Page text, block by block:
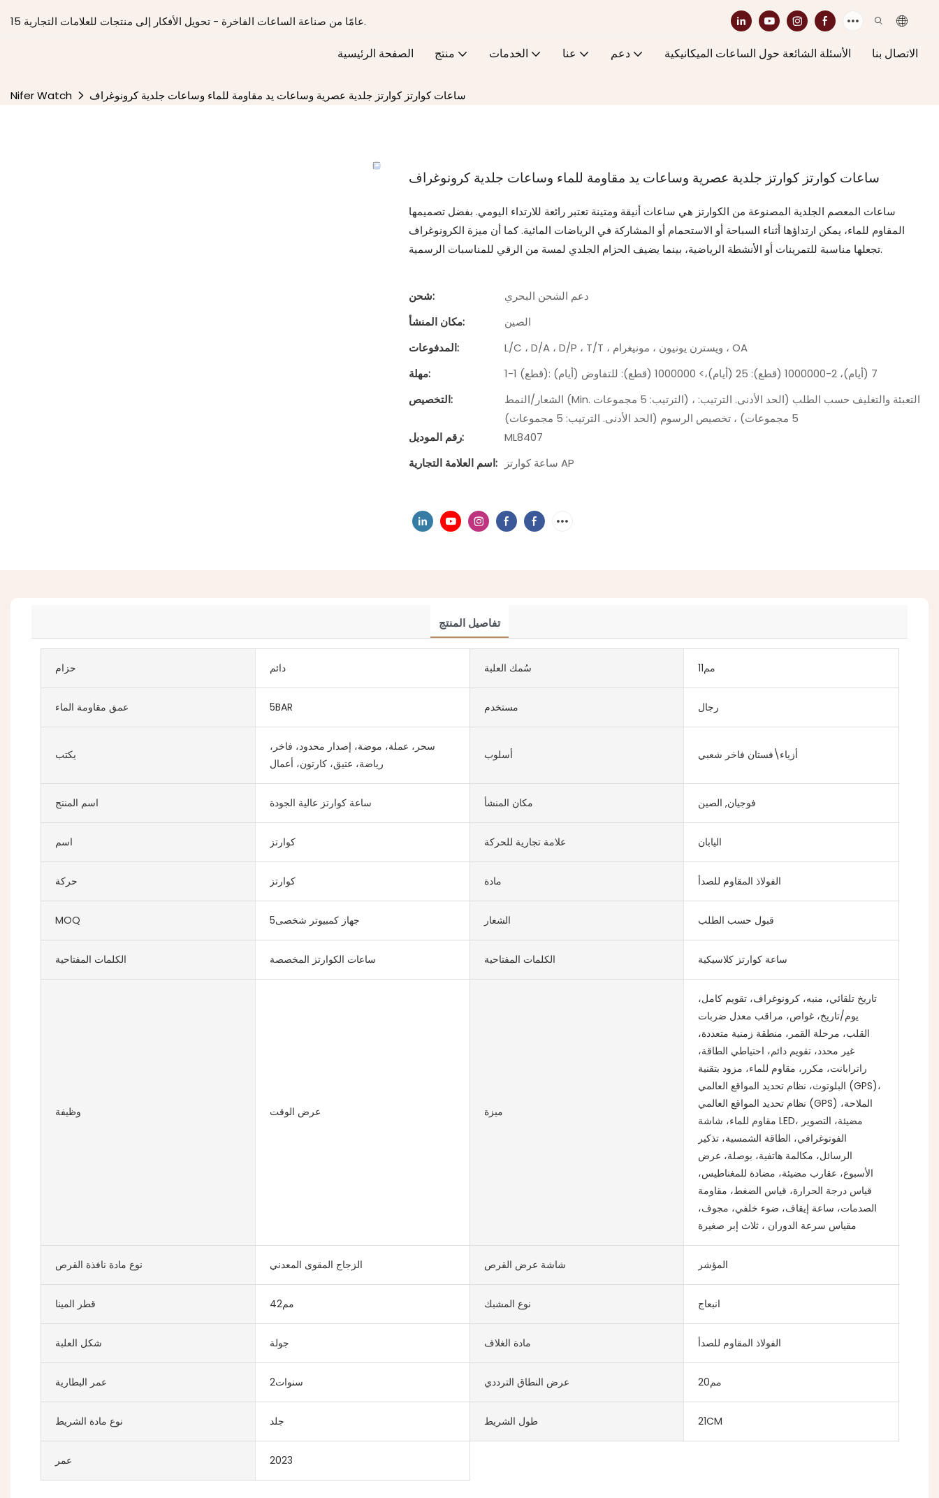
15 عامًا من صناعة الساعات الفاخرة - تحويل الأفكار إلى منتجات للعلامات التجارية.
الصفحة الرئيسية منتج الخدمات عنا دعم الأسئلة الشائعة حول الساعات الميكانيكية الاتصال بنا
Nifer Watch ساعات كوارتز كوارتز جلدية عصرية وساعات يد مقاومة للماء وساعات جلدية كرونوغراف
ساعات كوارتز كوارتز جلدية عصرية وساعات يد مقاومة للماء وساعات جلدية كرونوغراف
ساعات المعصم الجلدية المصنوعة من الكوارتز هي ساعات أنيقة ومتينة تعتبر رائعة للارتداء اليومي. بفضل تصميمها
المقاوم للماء، يمكن ارتداؤها أثناء السباحة أو الاستحمام أو المشاركة في الرياضات المائية. كما أن ميزة الكرونوغراف
تجعلها مناسبة للتمرينات أو الأنشطة الرياضية، بينما يضيف الحزام الجلدي لمسة من الرقي للمناسبات الرسمية.
شحن:
دعم الشحن البحري
مكان المنشأ:
الصين
المدفوعات:
L/C ، D/A ، D/P ، T/T ، ويسترن يونيون ، مونيغرام ، OA
مهلة:
1-1 (قطع): 7 (أيام)، 2-1000000 (قطع): 25 (أيام)،> 1000000 (قطع): للتفاوض (أيام)
التخصيص:
الشعار/النمط (Min. الترتيب: 5 مجموعات) ، التعبئة والتغليف حسب الطلب (الحد الأدنى. الترتيب:
5 مجموعات) ، تخصيص الرسوم (الحد الأدنى. الترتيب: 5 مجموعات)
رقم الموديل:
ML8407
اسم العلامة التجارية:
ساعة كوارتز AP
تفاصيل المنتج
حزام دائم سُمك العلبة مم11
عمق مقاومة الماء 5BAR مستخدم رجال
يكتب
سحر، عملة، موضة، إصدار محدود، فاخر،
رياضة، عتيق، كارتون، أعمال
أسلوب أزياء\فستان فاخر شعبي
اسم المنتج ساعة كوارتز عالية الجودة مكان المنشأ فوجيان, الصين
اسم كوارتز علامة تجارية للحركة اليابان
حركة كوارتز مادة الفولاذ المقاوم للصدأ
MOQ جهاز كمبيوتر شخصى5 الشعار قبول حسب الطلب
الكلمات المفتاحية ساعات الكوارتز المخصصة الكلمات المفتاحية ساعة كوارتز كلاسيكية
وظيفة عرض الوقت ميزة
تاريخ تلقائي، منبه، كرونوغراف، تقويم كامل،
يوم/تاريخ، غواص، مراقب معدل ضربات
القلب، مرحلة القمر، منطقة زمنية متعددة،
غير محدد، تقويم دائم، احتياطي الطاقة،
راترابانت، مكرر، مقاوم للماء، مزود بتقنية
البلوتوث، نظام تحديد المواقع العالمي (GPS)،
نظام تحديد المواقع العالمي (GPS) الملاحة،
مقاوم للماء، شاشة LED، مضيئة، التصوير
الفوتوغرافي، الطاقة الشمسية، تذكير
الرسائل، مكالمة هاتفية، بوصلة، عرض
الأسبوع، عقارب مضيئة، مضادة للمغناطيس،
قياس درجة الحرارة، قياس الضغط، مقاومة
الصدمات، ساعة إيقاف، ضوء خلفي، مجوف،
مقياس سرعة الدوران ، ثلاث إبر صغيرة
نوع مادة نافذة القرص الزجاج المقوى المعدني شاشة عرض القرص المؤشر
قطر المينا مم42 نوع المشبك انبعاج
شكل العلبة جولة مادة الغلاف الفولاذ المقاوم للصدأ
عمر البطارية سنوات2 عرض النطاق الترددي مم20
نوع مادة الشريط جلد طول الشريط 21CM
عمر 2023